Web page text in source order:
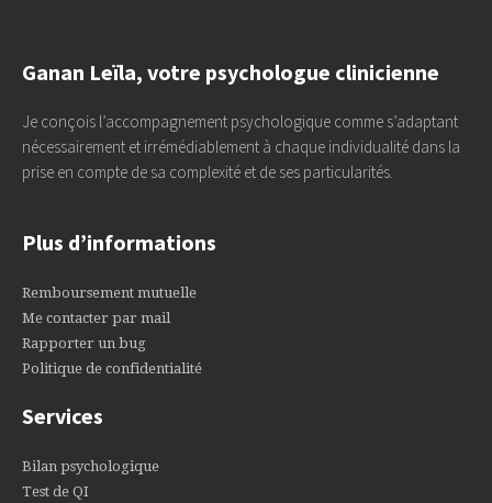
Ganan Leïla, votre psychologue clinicienne
Je conçois l’accompagnement psychologique comme s’adaptant
nécessairement et irrémédiablement à chaque individualité dans la
prise en compte de sa complexité et de ses particularités.
Plus d’informations
Remboursement mutuelle
Me contacter par mail
Rapporter un bug
Politique de confidentialité
Services
Bilan psychologique
Test de QI